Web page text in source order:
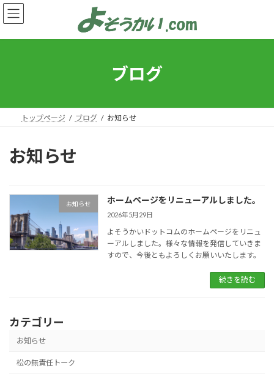
コ
ン
ン
ナ
ビ
ー
ブログ
トップページ ブログ お知らせ
お知らせ
お知らせ ホームページをリニューアルしました。
2026年5月29日
よそうかいドットコムのホームページをリニュ
ーアルしました。様々な情報を発信していきま
すので、今後ともよろしくお願いいたします。
続きを読む
カテゴリー
お知らせ
松の無責任トーク